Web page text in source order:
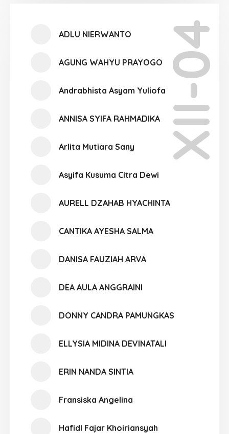
XII-04
ADLU NIERWANTO
AGUNG WAHYU PRAYOGO
Andrabhista Asyam Yuliofa
ANNISA SYIFA RAHMADIKA
Arlita Mutiara Sany
Asyifa Kusuma Citra Dewi
AURELL DZAHAB HYACHINTA
CANTIKA AYESHA SALMA
DANISA FAUZIAH ARVA
DEA AULA ANGGRAINI
DONNY CANDRA PAMUNGKAS
ELLYSIA MIDINA DEVINATALI
ERIN NANDA SINTIA
Fransiska Angelina
Hafidl Fajar Khoiriansyah